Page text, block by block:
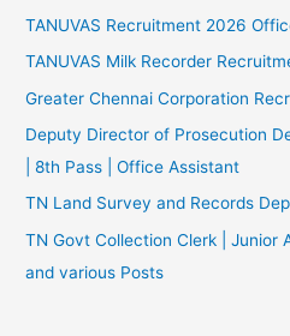
TANUVAS Recruitment 2026
TANUVAS Milk Recorder
Greater Chennai Corporation
Deputy Director of Prosecution
| 8th Pass | Office Assistant
TN Land Survey and Records
TN Govt Collection Clerk | Junior
and various Posts